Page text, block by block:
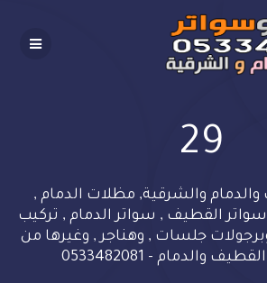
to
content
29
والشرقية, مظلات الدمام ,
القطيف , سواتر الدمام , تركيب
جلسات , وهناجر , وغيرها من
والدمام - 0533482081